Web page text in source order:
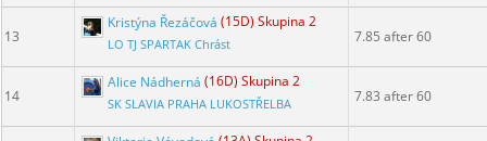
13
Kristýna Řezáčová (15D) Skupina 2
LO TJ SPARTAK Chrást 7.85 after 60
14
Alice Nádherná (16D) Skupina 2
SK SLAVIA PRAHA LUKOSTŘELBA 7.83 after 60